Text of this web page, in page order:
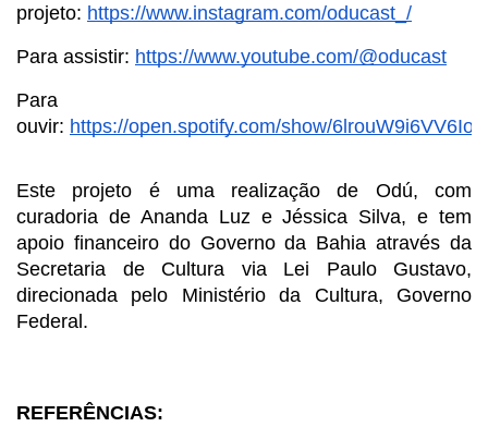
projeto: https://www.instagram.com/oducast_/
Para assistir: https://www.youtube.com/@oducast
Para
ouvir: https://open.spotify.com/show/
Este projeto é uma realização de Odú, com
curadoria de Ananda Luz e Jéssica Silva, e tem
apoio financeiro do Governo da Bahia através da
Secretaria de Cultura via Lei Paulo Gustavo,
direcionada pelo Ministério da Cultura, Governo
Federal.
REFERÊNCIAS: